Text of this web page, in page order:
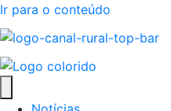
Ir para o conteúdo